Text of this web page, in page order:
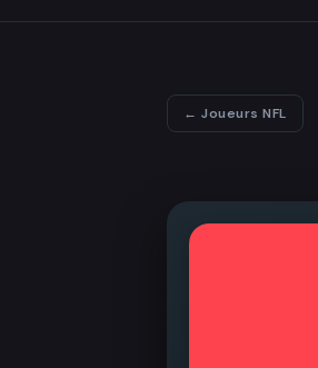
← Joueurs NFL